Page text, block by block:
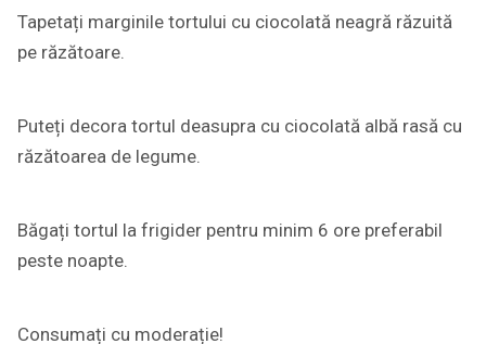
Tapetați marginile tortului cu ciocolată neagră răzuită
pe răzătoare.
Puteți decora tortul deasupra cu ciocolată albă rasă cu
răzătoarea de legume.
Băgați tortul la frigider pentru minim 6 ore preferabil
peste noapte.
Consumați cu moderație!